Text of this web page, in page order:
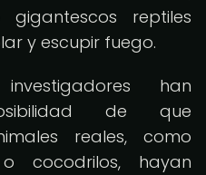
gigantescos reptiles
y escupir fuego.
han
de que
reales, como
cocodrilos, hayan